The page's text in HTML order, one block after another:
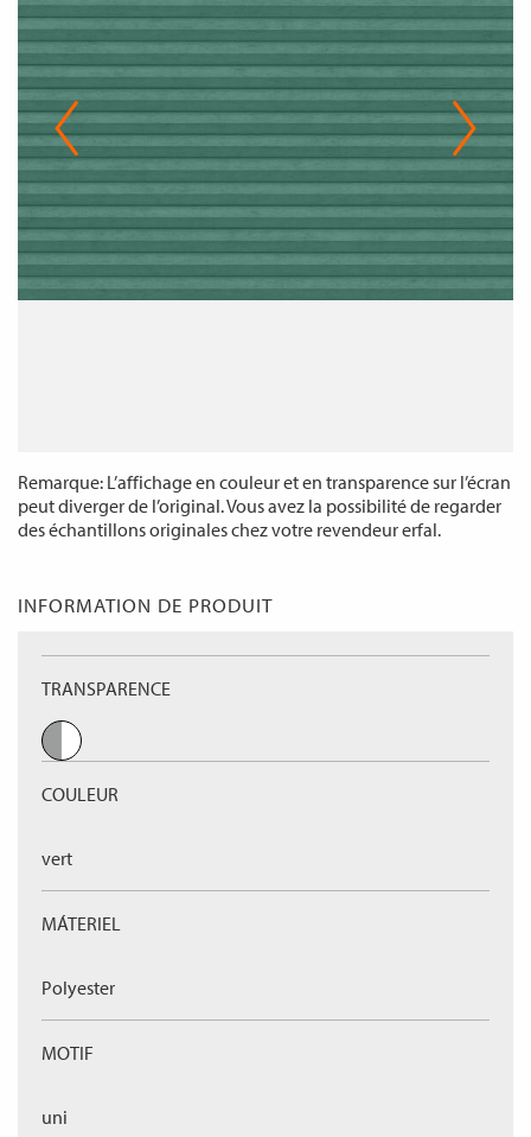
Remarque: L’affichage en couleur et en transparence sur l’écran
peut diverger de l’original. Vous avez la possibilité de regarder
des échantillons originales chez votre revendeur erfal.
INFORMATION DE PRODUIT
TRANSPARENCE
COULEUR
vert
MÁTERIEL
Polyester
MOTIF
uni